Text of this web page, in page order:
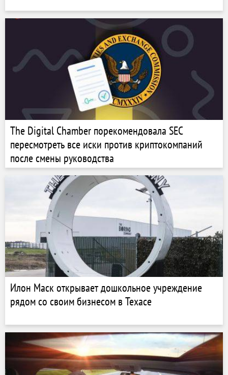
The Digital Chamber порекомендовала SEC
пересмотреть все иски против криптокомпаний
после смены руководства
Илон Маск открывает дошкольное учреждение
рядом со своим бизнесом в Техасе